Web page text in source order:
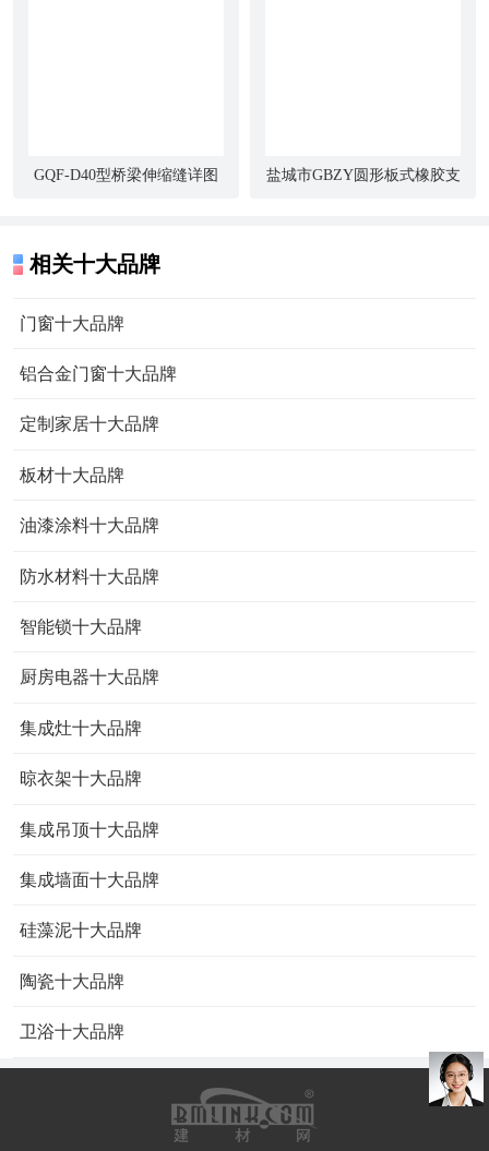
盐城市GBZY圆形板式橡胶支
GQF-D40型桥梁伸缩缝详图
相关十大品牌
门窗十大品牌
铝合金门窗十大品牌
定制家居十大品牌
板材十大品牌
油漆涂料十大品牌
防水材料十大品牌
智能锁十大品牌
厨房电器十大品牌
集成灶十大品牌
晾衣架十大品牌
集成吊顶十大品牌
集成墙面十大品牌
硅藻泥十大品牌
陶瓷十大品牌
卫浴十大品牌